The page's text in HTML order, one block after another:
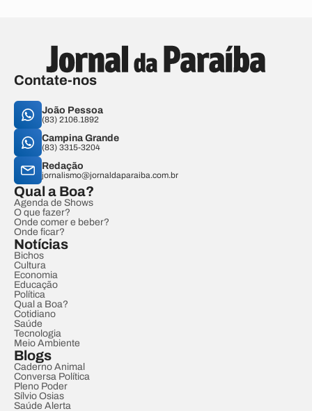
Contate-nos
João Pessoa
(83) 2106.1892
Campina Grande
(83) 3315-3204
Redação
jornalismo@jornaldaparaiba.com.br
Qual a Boa?
Agenda de Shows
O que fazer?
Onde comer e beber?
Onde ficar?
Notícias
Bichos
Cultura
Economia
Educação
Política
Qual a Boa?
Cotidiano
Saúde
Tecnologia
Meio Ambiente
Blogs
Caderno Animal
Conversa Política
Pleno Poder
Sílvio Osias
Saúde Alerta